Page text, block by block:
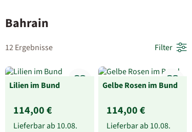
Bahrain
12 Ergebnisse Filter
Lilien im Bund
114,00 €
Lieferbar ab 10.08.
Gelbe Rosen im Bund
114,00 €
Lieferbar ab 10.08.